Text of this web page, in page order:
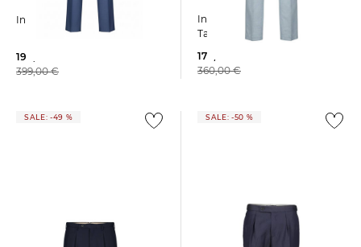
Incotex | Herren Hose
199,99 €
399,00 €
Incotex | Herren Chinohose
Tapered Fit
179,99 €
360,00 €
SALE: -49 % SALE: -50 %